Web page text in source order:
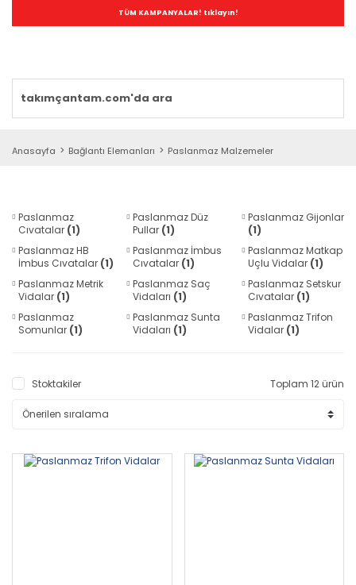
TÜM KAMPANYALAR! tıklayın!
Anasayfa Bağlantı Elemanları Paslanmaz Malzemeler
Paslanmaz
Cıvatalar (1)
Paslanmaz Düz
Pullar (1)
Paslanmaz Gijonlar
(1)
Paslanmaz HB
İmbus Cıvatalar (1)
Paslanmaz İmbus
Cıvatalar (1)
Paslanmaz Matkap
Uçlu Vidalar (1)
Paslanmaz Metrik
Vidalar (1)
Paslanmaz Saç
Vidaları (1)
Paslanmaz Setskur
Cıvatalar (1)
Paslanmaz
Somunlar (1)
Paslanmaz Sunta
Vidaları (1)
Paslanmaz Trifon
Vidalar (1)
Stoktakiler Toplam 12 ürün